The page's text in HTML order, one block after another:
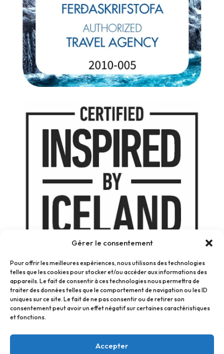
Gérer le consentement
Pour offrir les meilleures expériences, nous utilisons des technologies
telles que les cookies pour stocker et/ou accéder aux informations des
appareils. Le fait de consentir à ces technologies nous permettra de
traiter des données telles que le comportement de navigation ou les ID
uniques sur ce site. Le fait de ne pas consentir ou de retirer son
consentement peut avoir un effet négatif sur certaines caractéristiques
et fonctions.
Accepter